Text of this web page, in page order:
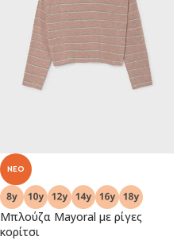
NEO
Μπλούζα Mayoral με ρίγες
κορίτσι